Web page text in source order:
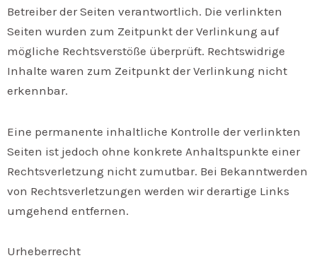
Betreiber der Seiten verantwortlich. Die verlinkten
Seiten wurden zum Zeitpunkt der Verlinkung auf
mögliche Rechtsverstöße überprüft. Rechtswidrige
Inhalte waren zum Zeitpunkt der Verlinkung nicht
erkennbar.
Eine permanente inhaltliche Kontrolle der verlinkten
Seiten ist jedoch ohne konkrete Anhaltspunkte einer
Rechtsverletzung nicht zumutbar. Bei Bekanntwerden
von Rechtsverletzungen werden wir derartige Links
umgehend entfernen.
Urheberrecht